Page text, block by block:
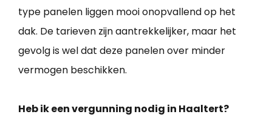
type panelen liggen mooi onopvallend op het
dak. De tarieven zijn aantrekkelijker, maar het
gevolg is wel dat deze panelen over minder
vermogen beschikken.
Heb ik een vergunning nodig in Haaltert?